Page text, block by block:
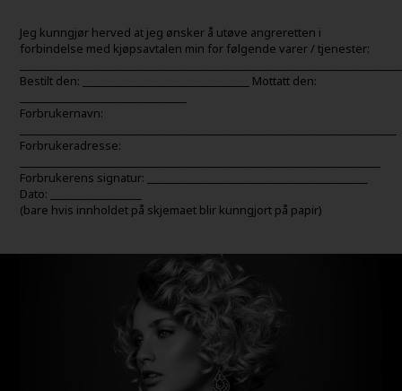
Jeg kunngjør herved at jeg ønsker å utøve angreretten i
forbindelse med kjøpsavtalen min for følgende varer / tjenester:
Bestilt den: _______________________________ Mottatt den:
Forbrukernavn:
Forbrukeradresse:
Forbrukerens signatur: _________________________________________
Dato: _________________
(bare hvis innholdet på skjemaet blir kunngjort på papir)